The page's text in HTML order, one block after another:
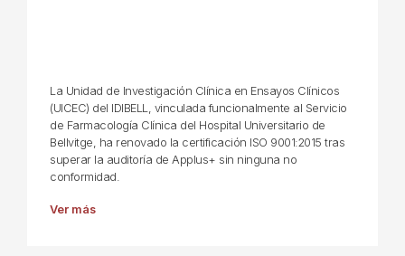
La Unidad de Investigación Clínica en Ensayos Clínicos
(UICEC) del IDIBELL, vinculada funcionalmente al Servicio
de Farmacología Clínica del Hospital Universitario de
Bellvitge, ha renovado la certificación ISO 9001:2015 tras
superar la auditoría de Applus+ sin ninguna no
conformidad.
Ver más